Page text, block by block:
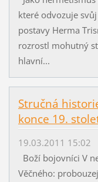
které odvozuje
postavy Herma
rozrostl mohutný
hlavní...
Stručná
konce 19.
19.03.2011 15:02
Boží bojovníci V
Věčného: